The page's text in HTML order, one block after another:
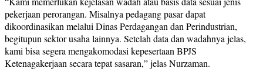
pekerjaan perorangan. Misalnya pedagang pasar dapat
dikoordinasikan melalui Dinas Perdagangan dan Perindustrian,
begitupun sektor usaha lainnya. Setelah data dan wadahnya jelas,
kami bisa segera mengakomodasi kepesertaan BPJS
Ketenagakerjaan secara tepat sasaran,” jelas Nurzaman.